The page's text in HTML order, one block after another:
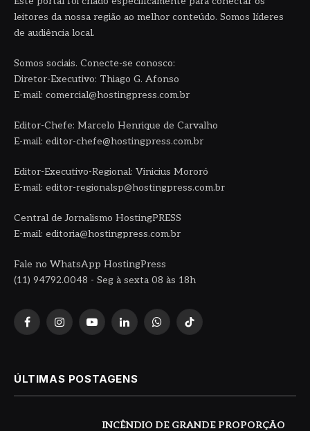
leitores da nossa região ao melhor conteúdo. Somos líderes
de audiência local.
Somos sociais. Conecte-se conosco:
Diretor-Executivo: Thiago G. Afonso
E-mail: comercial@hostingpress.com.br
Editor-Chefe: Marcelo Henrique de Carvalho
E-mail: editor-chefe@hostingpress.com.br
Editor-Executivo-Regional: Vinicius Mororó
E-mail: editor-regionalsp@hostingpress.com.br
Central de Jornalismo HostingPRESS
E-mail: editoria@hostingpress.com.br
Fale no WhatsApp HostingPress
(11) 94792.0048 - Seg à sexta 08 às 18h
FacebookInstagramYouTubeLinkedInWhatsAppTikTok
ÚLTIMAS POSTAGENS
INCÊNDIO DE GRANDE PROPORÇÃO